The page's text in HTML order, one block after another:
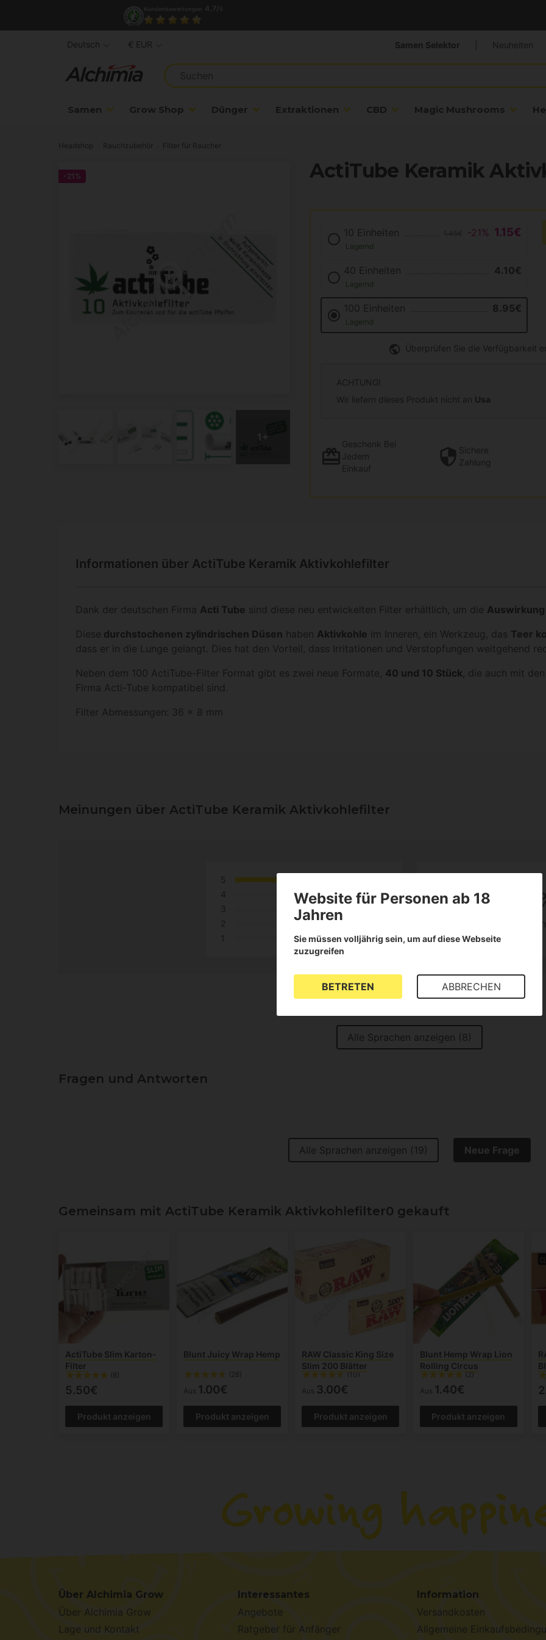
Samen Grow Shop Dünger Extraktionen CBD Magic Mushrooms
Samen Selektor Neuheiten
Deutsch € EUR
Headshop Rauchzubehör Filter für Raucher
ActiTube Keramik
-21%
10 Einheiten -21% 1.15€
Lagernd
40 Einheiten 4.10€
Lagernd
100 Einheiten 8.95€
Lagernd
Überprüfen Sie die Verfügbarkeit
ACHTUNG!
Wir liefern dieses Produkt nicht an Usa
Geschenk Bei
Jedem
Einkauf
Sichere
Zahlung
Informationen über ActiTube Keramik Aktivkohlefilter
Dank der deutschen Firma Acti Tube sind diese neu entwickelten Filter erhältlich, um die
Diese durchstochenen zylindrischen Düsen haben Aktivkohle im Inneren, ein Werkzeug, das Teer
dass er in die Lunge gelangt. Dies hat den Vorteil, dass Irritationen und Verstopfungen weitgehend
Neben dem 100 ActiTube-Filter Format gibt es zwei neue Formate, 40 und 10 Stück , die auch mit
Firma Acti-Tube kompatibel sind.
Filter Abmessungen: 36 x 8 mm
Meinungen über ActiTube Keramik Aktivkohlefilter
5
4
3
2
1
5
8
Rezensionen
der Kunden
Alle Sprachen anzeigen (8)
Fragen und Antworten
Alle Sprachen anzeigen (19) Neue Frage
Gemeinsam mit ActiTube Keramik Aktivkohlefilter0 gekauft
ActiTube Slim Karton-
Filter
(8)
5.50€
Produkt anzeigen
Blunt Juicy Wrap Hemp
(28)
Aus 1.00€
Produkt anzeigen
RAW Classic King Size
Slim 200 Blätter
(10)
Aus 3.00€
Produkt anzeigen
Blunt Hemp Wrap Lion
Rolling Circus
(2)
Aus 1.40€
Produkt anzeigen
Über Alchimia Grow
Über Alchimia Grow
Lage und Kontakt
Interessantes
Angebote
Ratgeber für Anfänger
Information
Versandkosten
Allgemeine
Website für Personen ab 18
Jahren
Sie müssen volljährig sein, um auf diese Webseite
zuzugreifen
BETRETEN ABBRECHEN